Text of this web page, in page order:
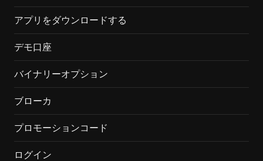
アプリをダウンロードする
デモ口座
バイナリーオプション
ブローカ
プロモーションコード
ログイン